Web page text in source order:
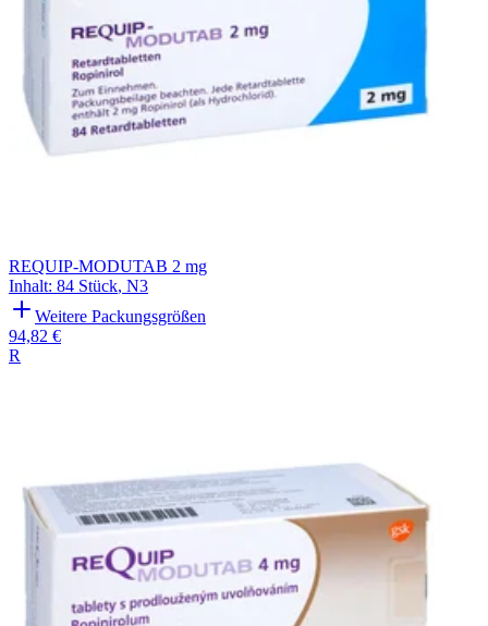
REQUIP-MODUTAB 2 mg
Inhalt: 84 Stück, N3
Weitere Packungsgrößen
94,82 €
R